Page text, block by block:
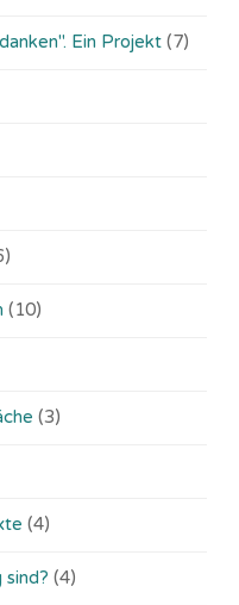
Ein Projekt (7)
(10)
(3)
(4)
sind? (4)